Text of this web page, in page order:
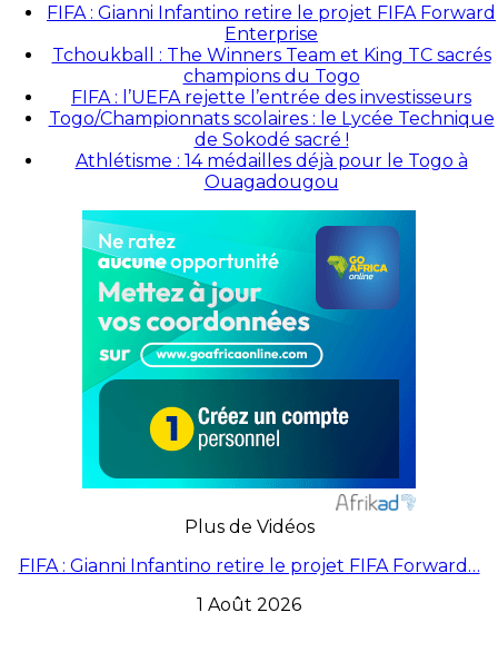
FIFA : Gianni Infantino retire le projet FIFA Forward
Enterprise
Tchoukball : The Winners Team et King TC sacrés
champions du Togo
FIFA : l’UEFA rejette l’entrée des investisseurs
Togo/Championnats scolaires : le Lycée Technique
de Sokodé sacré !
Athlétisme : 14 médailles déjà pour le Togo à
Ouagadougou
Plus de Vidéos
FIFA : Gianni Infantino retire le projet FIFA Forward…
1 Août 2026